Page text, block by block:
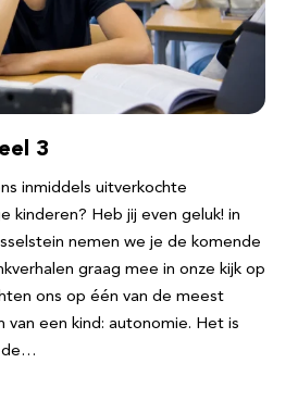
3
inmiddels uitverkochte
kinderen? Heb jij even geluk! in
nemen we je de komende
graag mee in onze kijk op
ons op één van de meest
van een kind: autonomie. Het is
de…